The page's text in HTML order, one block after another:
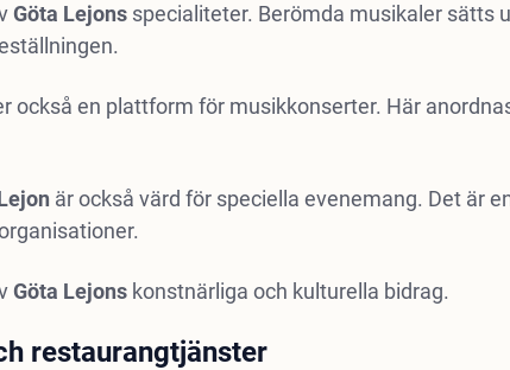
Göta Lejonsspecialiteter. Berömda musikaler sätts
också en plattform för musikkonserter. Här
är också värd för speciella evenemang. Det är
Göta Lejonskonstnärliga och kulturella bidrag.
restaurangtjänster